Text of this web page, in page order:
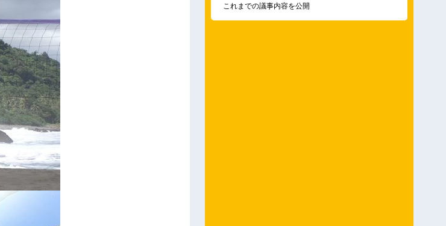
これまでの議事内容を公開